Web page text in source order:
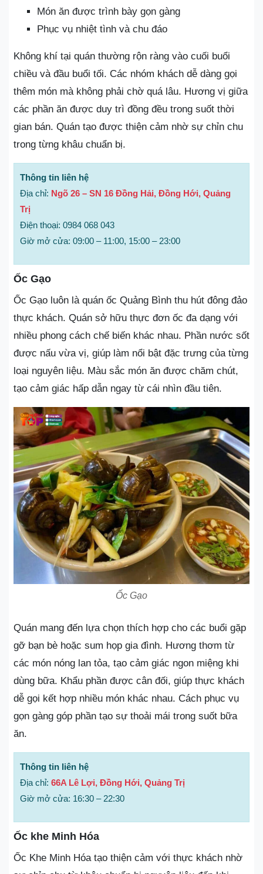
Món ăn được trình bày gọn gàng
Phục vụ nhiệt tình và chu đáo
Không khí tại quán thường rộn ràng vào cuối buổi
chiều và đầu buổi tối. Các nhóm khách dễ dàng gọi
thêm món mà không phải chờ quá lâu. Hương vị giữa
các phần ăn được duy trì đồng đều trong suốt thời
gian bán. Quán tạo được thiện cảm nhờ sự chỉn chu
trong từng khâu chuẩn bị.
Thông tin liên hệ
Địa chỉ: Ngõ 26 – SN 16 Đồng Hải, Đồng Hới, Quảng
Trị
Điện thoại: 0984 068 043
Giờ mở cửa: 09:00 – 11:00, 15:00 – 23:00
Ốc Gạo
Ốc Gạo luôn là quán ốc Quảng Bình thu hút đông đảo
thực khách. Quán sở hữu thực đơn ốc đa dạng với
nhiều phong cách chế biến khác nhau. Phần nước sốt
được nấu vừa vị, giúp làm nổi bật đặc trưng của từng
loại nguyên liệu. Màu sắc món ăn được chăm chút,
tạo cảm giác hấp dẫn ngay từ cái nhìn đầu tiên.
Ốc Gạo
Quán mang đến lựa chọn thích hợp cho các buổi gặp
gỡ bạn bè hoặc sum họp gia đình. Hương thơm từ
các món nóng lan tỏa, tạo cảm giác ngon miệng khi
dùng bữa. Khẩu phần được cân đối, giúp thực khách
dễ gọi kết hợp nhiều món khác nhau. Cách phục vụ
gọn gàng góp phần tạo sự thoải mái trong suốt bữa
ăn.
Thông tin liên hệ
Địa chỉ: 66A Lê Lợi, Đồng Hới, Quảng Trị
Giờ mở cửa: 16:30 – 22:30
Ốc khe Minh Hóa
Ốc Khe Minh Hóa tạo thiện cảm với thực khách nhờ